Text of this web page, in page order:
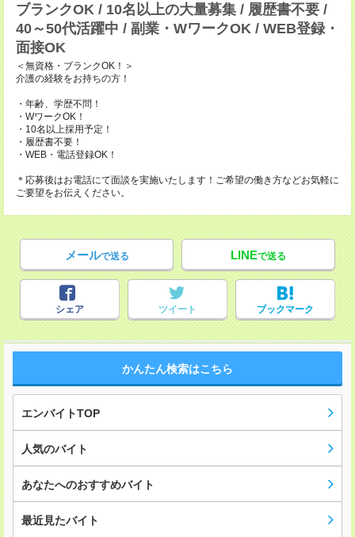
ブランクOK / 10名以上の大量募集 / 履歴書不要 /
40～50代活躍中 / 副業・WワークOK / WEB登録・
面接OK
＜無資格・ブランクOK！＞
介護の経験をお持ちの方！
・年齢、学歴不問！
・WワークOK！
・10名以上採用予定！
・履歴書不要！
・WEB・電話登録OK！
＊応募後はお電話にて面談を実施いたします！ご希望の働き方などお気軽に
ご要望をお伝えください。
メールで送る LINEで送る
シェア ツイート ブックマーク
かんたん検索はこちら
エンバイトTOP
人気のバイト
あなたへのおすすめバイト
最近見たバイト